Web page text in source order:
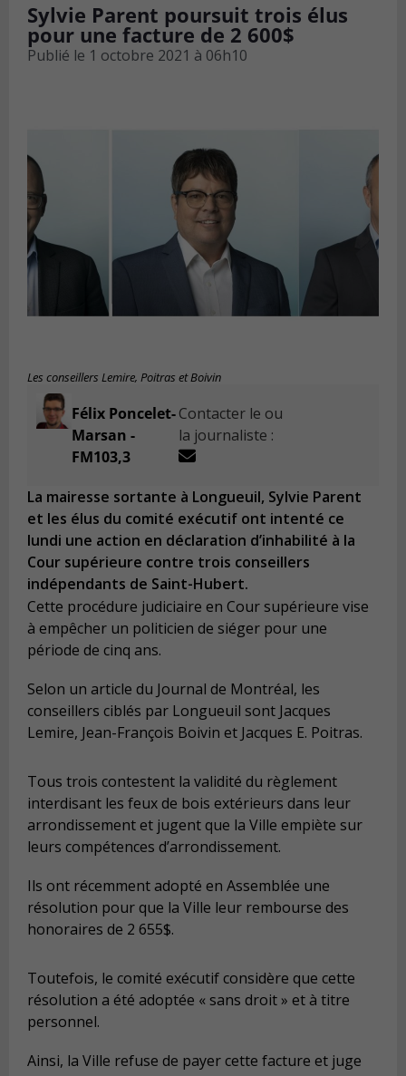
Sylvie Parent poursuit trois élus
pour une facture de 2 600$
Publié le 1 octobre 2021 à 06h10
Les conseillers Lemire, Poitras et Boivin
Félix Poncelet-
Marsan -
FM103,3
Contacter le ou
la journaliste :
La mairesse sortante à Longueuil, Sylvie Parent
et les élus du comité exécutif ont intenté ce
lundi une action en déclaration d’inhabilité à la
Cour supérieure contre trois conseillers
indépendants de Saint-Hubert.
Cette procédure judiciaire en Cour supérieure vise
à empêcher un politicien de siéger pour une
période de cinq ans.
Selon un article du Journal de Montréal, les
conseillers ciblés par Longueuil sont Jacques
Lemire, Jean-François Boivin et Jacques E. Poitras.
Tous trois contestent la validité du règlement
interdisant les feux de bois extérieurs dans leur
arrondissement et jugent que la Ville empiète sur
leurs compétences d’arrondissement.
Ils ont récemment adopté en Assemblée une
résolution pour que la Ville leur rembourse des
honoraires de 2 655$.
Toutefois, le comité exécutif considère que cette
résolution a été adoptée « sans droit » et à titre
personnel.
Ainsi, la Ville refuse de payer cette facture et juge